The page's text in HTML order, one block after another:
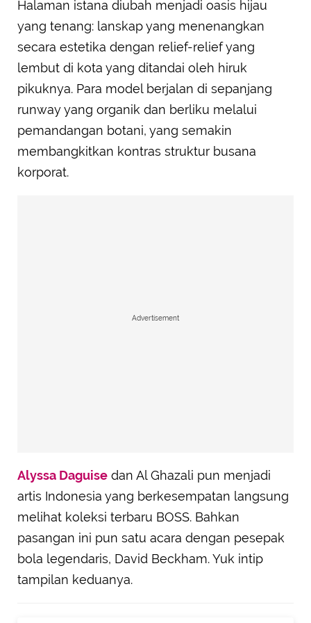
Halaman istana diubah menjadi oasis hijau
yang tenang: lanskap yang menenangkan
secara estetika dengan relief-relief yang
lembut di kota yang ditandai oleh hiruk
pikuknya. Para model berjalan di sepanjang
runway yang organik dan berliku melalui
pemandangan botani, yang semakin
membangkitkan kontras struktur busana
korporat.
Advertisement
Alyssa Daguise dan Al Ghazali pun menjadi
artis Indonesia yang berkesempatan langsung
melihat koleksi terbaru BOSS. Bahkan
pasangan ini pun satu acara dengan pesepak
bola legendaris, David Beckham. Yuk intip
tampilan keduanya.